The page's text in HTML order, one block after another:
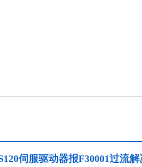
伺服驱动器报F30001过流